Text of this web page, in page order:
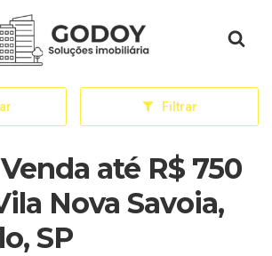
inicial
Filtrar
Venda até R$ 750
Nova Savoia,
SP